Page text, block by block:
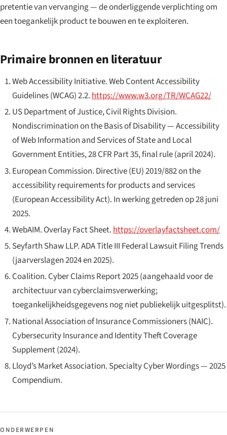
pretentie van vervanging — de onderliggende verplichting om
een toegankelijk product te bouwen en te exploiteren.
Primaire bronnen en literatuur
Web Accessibility Initiative.Web Content Accessibility
Guidelines (WCAG) 2.2.https://www.w3.org/TR/WCAG22/
US Department of Justice, Civil Rights Division.
Nondiscrimination on the Basis of Disability — Accessibility
of Web Information and Services of State and Local
Government Entities, 28 CFR Part 35, final rule (april 2024).
European Commission. Directive (EU) 2019/882 on the
accessibility requirements for products and services
(European Accessibility Act). In werking getreden op 28 juni
2025.
WebAIM. Overlay Fact Sheet.https://overlayfactsheet.com/
Seyfarth Shaw LLP.ADA Title III Federal Lawsuit Filing Trends
(jaarverslagen 2024 en 2025).
Coalition. Cyber Claims Report 2025(aangehaald voor de
architectuur van cyberclaimsverwerking;
toegankelijkheidsgegevens nog niet publiekelijk uitgesplitst).
National Association of Insurance Commissioners (NAIC).
Cybersecurity Insurance and Identity Theft Coverage
Supplement(2024).
Lloyd’s Market Association. Specialty Cyber Wordings — 2025
Compendium.
ONDERWERPEN